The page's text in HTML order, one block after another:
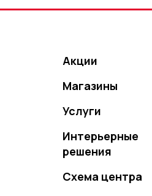
Акции
Магазины
Услуги
Интерьерные
решения
Схема центра